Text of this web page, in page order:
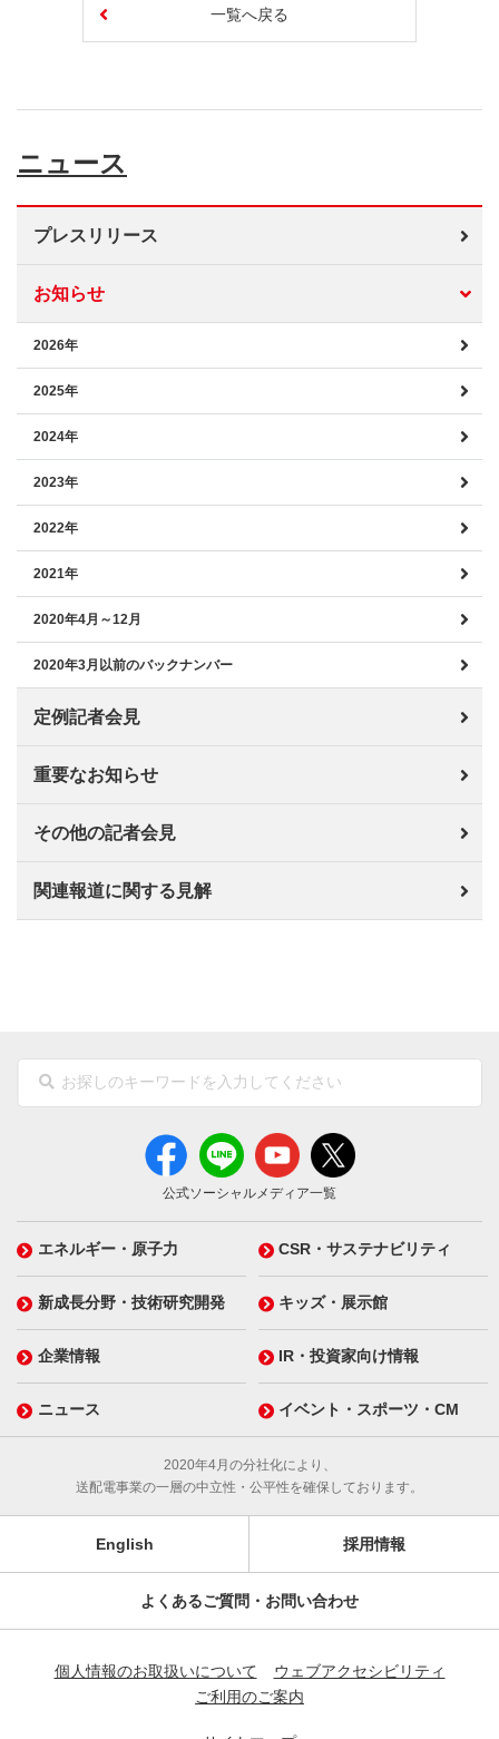
一覧へ戻る
ニュース
プレスリリース
お知らせ
2026年
2025年
2024年
2023年
2022年
2021年
2020年4月～12月
2020年3月以前のバックナンバー
定例記者会見
重要なお知らせ
その他の記者会見
関連報道に関する見解
公式ソーシャルメディア一覧
エネルギー・原子力 CSR・サステナビリティ
新成長分野・技術研究開発 キッズ・展示館
企業情報 IR・投資家向け情報
ニュース イベント・スポーツ・CM
2020年4月の分社化により、
送配電事業の一層の中立性・公平性を確保しております。
English 採用情報
よくあるご質問・お問い合わせ
個人情報のお取扱いについて
ウェブアクセシビリティ
ご利用のご案内